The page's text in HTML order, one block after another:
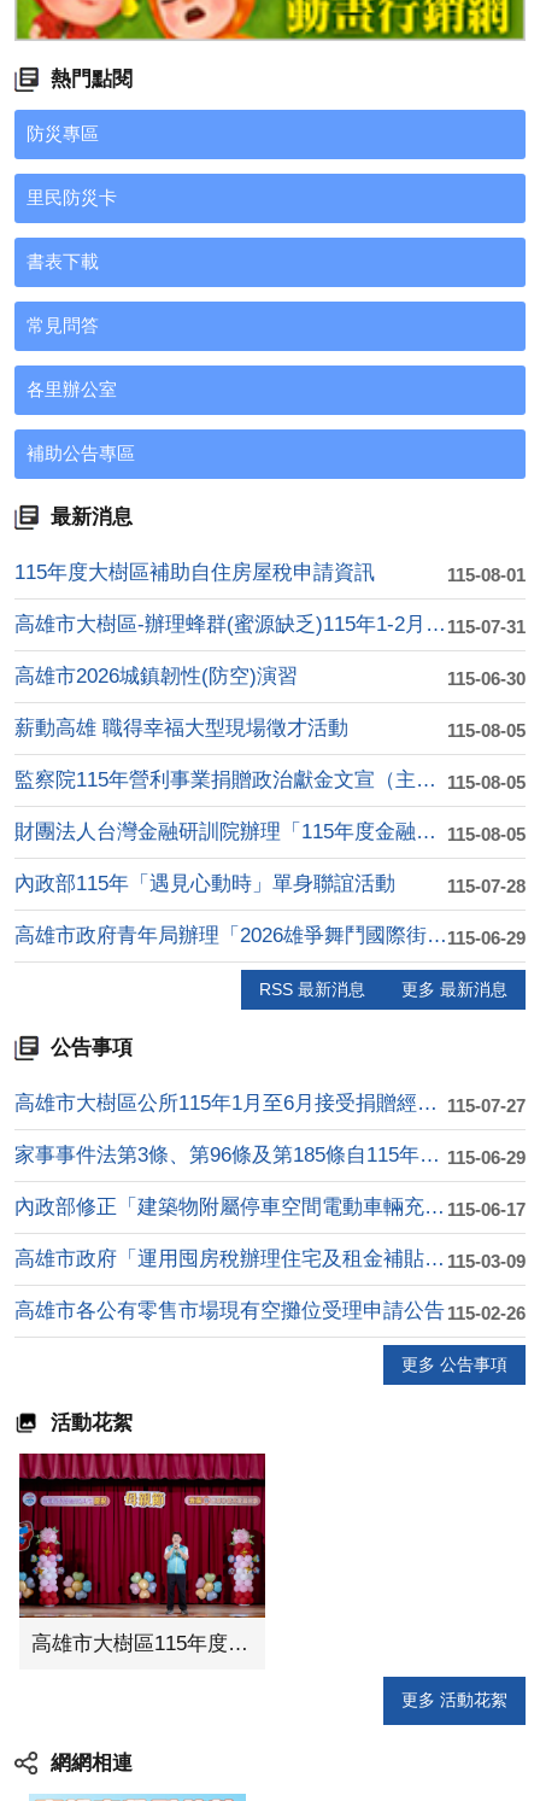
熱門點閱
防災專區
里民防災卡
書表下載
常見問答
各里辦公室
補助公告專區
最新消息
115-08-01
115年度大樹區補助自住房屋稅申請資訊
115-07-31
高雄市大樹區-辦理蜂群(蜜源缺乏)115年1-2月乾旱(遲發....
115-06-30
高雄市2026城鎮韌性(防空)演習
115-08-05
薪動高雄 職得幸福大型現場徵才活動
115-08-05
監察院115年營利事業捐贈政治獻金文宣（主題:陽光下的約定：....
115-08-05
財團法人台灣金融研訓院辦理「115年度金融知識線 上競賽」活....
115-07-28
內政部115年「遇見心動時」單身聯誼活動
115-06-29
高雄市政府青年局辦理「2026雄爭舞鬥國際街舞大賽」
RSS 最新消息 更多 最新消息
公告事項
115-07-27
高雄市大樹區公所115年1月至6月接受捐贈經費收支明細表
115-06-29
家事事件法第3條、第96條及第185條自115年8月1日施行
115-06-17
內政部修正「建築物附屬停車空間電動車輛充電使用安全指 引」第....
115-03-09
高雄市政府「運用囤房稅辦理住宅及租金補貼計畫」
115-02-26
高雄市各公有零售市場現有空攤位受理申請公告
更多 公告事項
活動花絮
高雄市大樹區115年度慶祝母親節表揚暨宣導珍惜水資源活動
更多 活動花絮
網網相連